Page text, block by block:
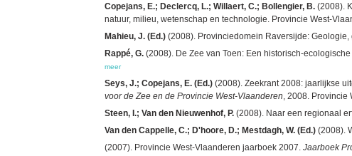
Copejans, E.; Declercq, L.; Willaert, C.; Bollengier, B. (2008).
natuur, milieu, wetenschap en technologie. Provincie West-
Mahieu, J. (Ed.) (2008). Provinciedomein Raversijde:
Rappé, G. (2008). De Zee van Toen: Een historisch-
meer
Seys, J.; Copejans, E. (Ed.) (2008). Zeekrant 2008: jaarlijkse
voor de Zee en de Provincie West-Vlaanderen, 2008. Provincie
Steen, I.; Van den Nieuwenhof, P. (2008). Naar een regionaal
Van den Cappelle, C.; D'hoore, D.; Mestdagh, W. (Ed.) (2008).
(2007). Provincie West-Vlaanderen jaarboek 2007. Jaarboek